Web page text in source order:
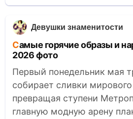
Девушки знаменитости
Самые горячие образы и наряды Met Gala
2026 фото
Первый понедельник мая
собирает сливки
превращая ступени
главную модную арену